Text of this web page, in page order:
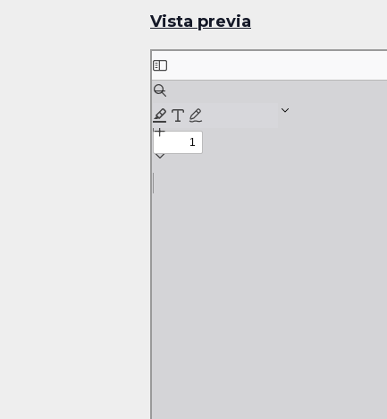
Vista previa
Skip
to
PDF
content